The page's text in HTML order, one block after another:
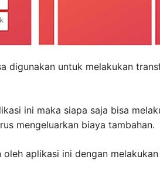
digunakan untuk melakukan
ini maka siapa saja bisa
mengeluarkan biaya tambahan.
oleh aplikasi ini dengan